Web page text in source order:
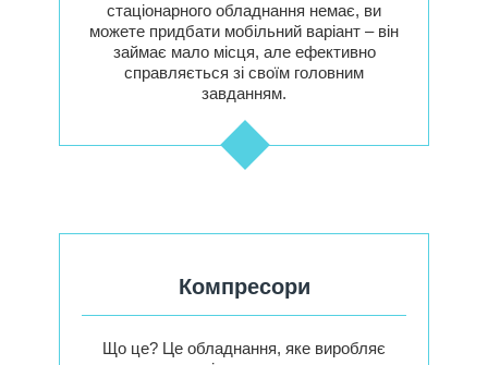
стаціонарного обладнання немає, ви
можете придбати мобільний варіант – він
займає мало місця, але ефективно
справляється зі своїм головним
завданням.
Компресори
Що це? Це обладнання, яке виробляє